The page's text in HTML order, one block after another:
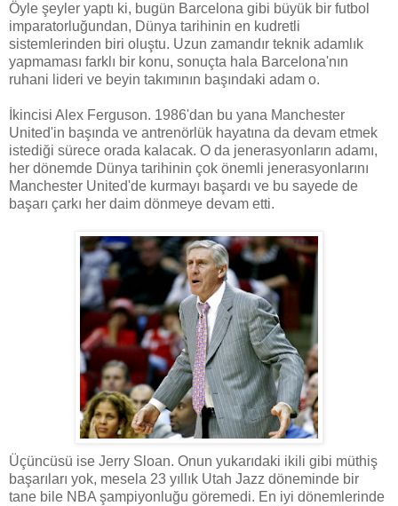
Öyle şeyler yaptı ki, bugün Barcelona gibi büyük bir futbol
imparatorluğundan, Dünya tarihinin en kudretli
sistemlerinden biri oluştu. Uzun zamandır teknik adamlık
yapmaması farklı bir konu, sonuçta hala Barcelona'nın
ruhani lideri ve beyin takımının başındaki adam o.
İkincisi Alex Ferguson. 1986'dan bu yana Manchester
United'in başında ve antrenörlük hayatına da devam etmek
istediği sürece orada kalacak. O da jenerasyonların adamı,
her dönemde Dünya tarihinin çok önemli jenerasyonlarını
Manchester United'de kurmayı başardı ve bu sayede de
başarı çarkı her daim dönmeye devam etti.
Üçüncüsü ise Jerry Sloan. Onun yukarıdaki ikili gibi müthiş
başarıları yok, mesela 23 yıllık Utah Jazz döneminde bir
tane bile NBA şampiyonluğu göremedi. En iyi dönemlerinde